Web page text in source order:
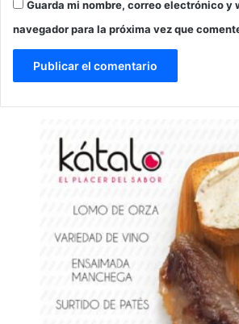
Guarda mi nombre, correo electrónico y
navegador para la próxima vez que